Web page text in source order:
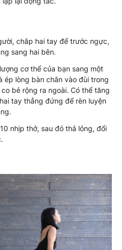
chắp hai tay để trước ngực,
sang hai bên.
cơ thể của bạn sang một
ép lòng bàn chân vào đùi trong
bẻ rộng ra ngoài. Có thể tăng
tay thẳng đứng để rèn luyện
nhịp thở, sau đó thả lỏng, đổi